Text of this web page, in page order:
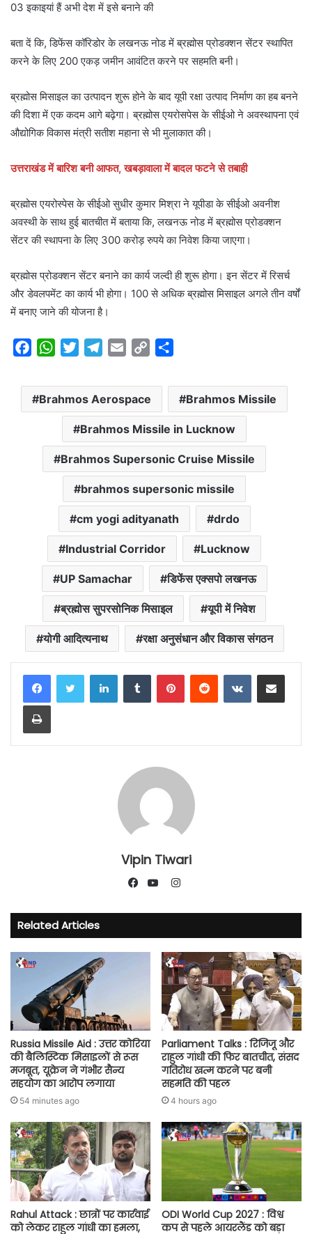
03 इकाइयां हैं अभी देश में इसे बनाने की
बता दें कि, डिफेंस कॉरिडोर के लखनऊ नोड में ब्रह्मोस प्रोडक्शन सेंटर स्थापित
करने के लिए 200 एकड़ जमीन आवंटित करने पर सहमति बनी।
ब्रह्मोस मिसाइल का उत्पादन शुरू होने के बाद यूपी रक्षा उत्पाद निर्माण का हब बनने
की दिशा में एक कदम आगे बढ़ेगा। ब्रह्मोस एयरोसपेस के सीईओ ने अवस्थापना एवं
औद्योगिक विकास मंत्री सतीश महाना से भी मुलाकात की।
उत्तराखंड में बारिश बनी आफत, खबड़ावाला में बादल फटने से तबाही
ब्रह्मोस एयरोस्पेस के सीईओ सुधीर कुमार मिश्रा ने यूपीडा के सीईओ अवनीश
अवस्थी के साथ हुई बातचीत में बताया कि, लखनऊ नोड में ब्रह्मोस प्रोडक्शन
सेंटर की स्थापना के लिए 300 करोड़ रुपये का निवेश किया जाएगा।
ब्रह्मोस प्रोडक्शन सेंटर बनाने का कार्य जल्दी ही शुरू होगा। इन सेंटर में रिसर्च
और डेवलपमेंट का कार्य भी होगा। 100 से अधिक ब्रह्मोस मिसाइल अगले तीन वर्षों
में बनाए जाने की योजना है।
c
e
W
a
t
p
p
i
t
t
e
r
l
e
g
r
a
m
a
i
l
p
y
L
i
n
k
a
e
Brahmos Aerospace Brahmos Missile
Brahmos Missile in Lucknow
Brahmos Supersonic Cruise Missile
brahmos supersonic missile
cm yogi adityanath drdo
Industrial Corridor Lucknow
UP Samachar डिफेंस एक्सपो लखनऊ
ब्रह्मोस सुपरसोनिक मिसाइल यूपी में निवेश
योगी आदित्यनाथ रक्षा अनुसंधान और विकास संगठन
LinkedInTumblr PinterestReddit VKontakteShare via Email
Print
Vipin Tiwari
Instagram
Related Articles
Russia Missile Aid : उत्तर कोरिया
की बैलिस्टिक मिसाइलों से रूस
मजबूत, यूक्रेन ने गंभीर सैन्य
सहयोग का आरोप लगाया
54 minutes ago
Parliament Talks : रिजिजू और
राहुल गांधी की फिर बातचीत, संसद
गतिरोध खत्म करने पर बनी
सहमति की पहल
4 hours ago
Rahul Attack : छात्रों पर कार्रवाई
को लेकर राहुल गांधी का हमला,
ODI World Cup 2027 : विश्व
कप से पहले आयरलैंड को बड़ा